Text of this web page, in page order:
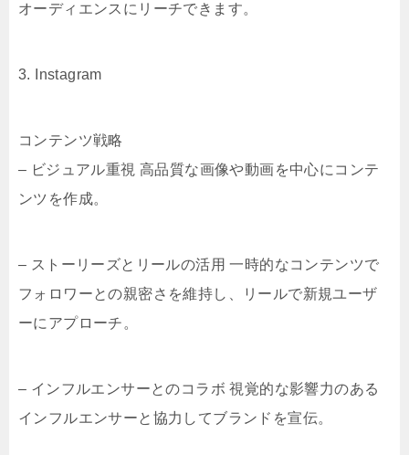
オーディエンスにリーチできます。
3. Instagram
コンテンツ戦略
– ビジュアル重視 高品質な画像や動画を中心にコンテ
ンツを作成。
– ストーリーズとリールの活用 一時的なコンテンツで
フォロワーとの親密さを維持し、リールで新規ユーザ
ーにアプローチ。
– インフルエンサーとのコラボ 視覚的な影響力のある
インフルエンサーと協力してブランドを宣伝。